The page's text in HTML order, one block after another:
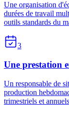
Une organisation
durées de travail
outils standards du
3
Une prestation
Un responsable de
production
trimestriels et